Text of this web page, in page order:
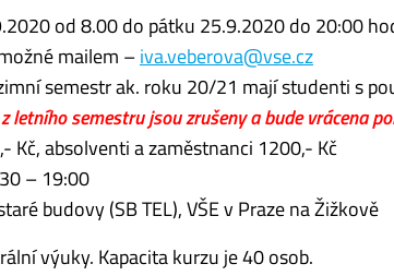
od 8.00 do pátku 25.9.2020 do 20:00
mailem –iva.veberova@vse.cz
semestr ak. roku 20/21 mají studenti s
letního semestru jsou zrušeny a bude vrácena
Kč, absolventi a zaměstnanci 1200,- Kč
– 19:00
budovy (SB TEL), VŠE v Praze na Žižkově
výuky. Kapacita kurzu je 40 osob.